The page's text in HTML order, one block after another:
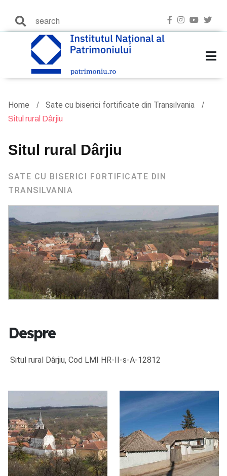
Home Sate cu biserici fortificate din Transilvania
Situl rural Dârjiu
Situl rural Dârjiu
SATE CU BISERICI FORTIFICATE DIN
TRANSILVANIA
Despre
Situl rural Dârjiu, Cod LMI HR-II-s-A-12812